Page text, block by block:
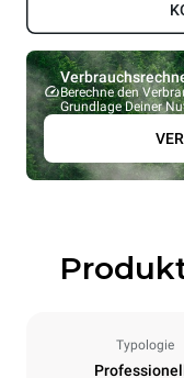
Berechne den
Grundlage Deiner
Typologie